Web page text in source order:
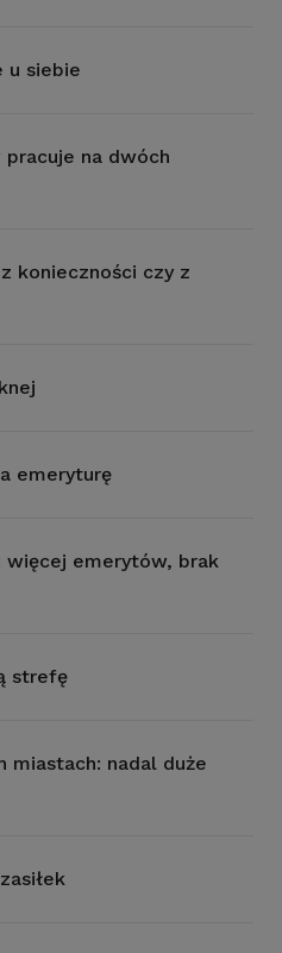
u siebie
pracuje na dwóch
konieczności czy z
emeryturę
więcej emerytów, brak
strefę
miastach: nadal duże